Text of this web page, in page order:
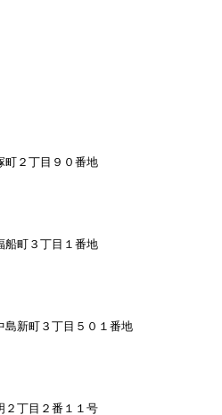
町２丁目９０番地
船町３丁目１番地
島新町３丁目５０１番地
２丁目２番１１号